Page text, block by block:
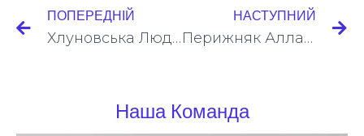
ПОПЕРЕДНІЙ
Хлуновська Людмила Юріївна
НАСТУПНИЙ
Перижняк Алла Іванівна
Наша Команда